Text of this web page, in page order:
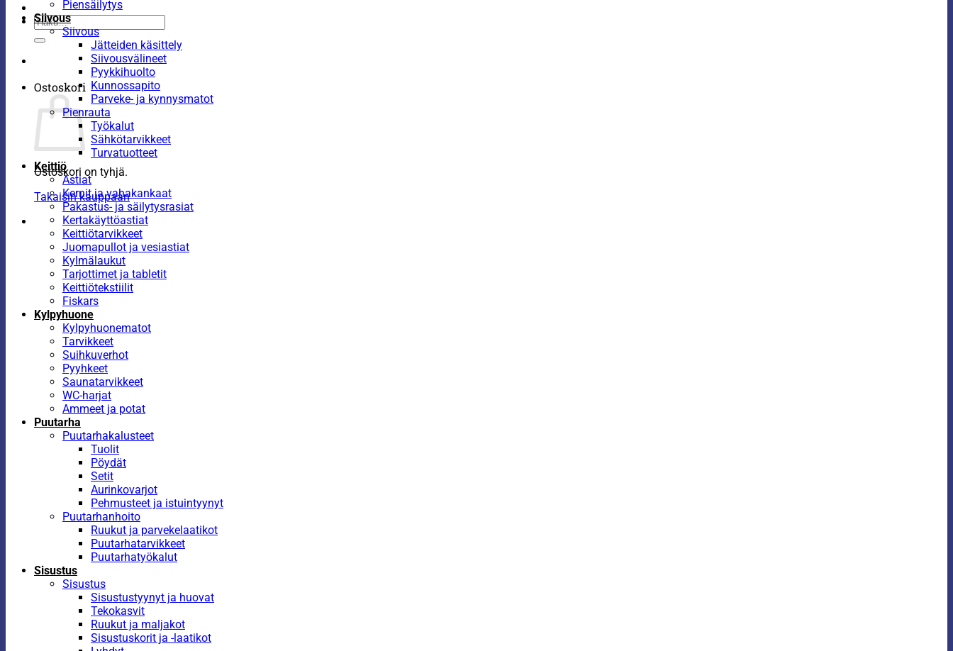
Etsi:
Ostoskori
Ostoskori on tyhjä.
Takaisin kauppaan
Piensäilytys
Siivous
Siivous
Jätteiden käsittely
Siivousvälineet
Pyykkihuolto
Kunnossapito
Parveke- ja kynnysmatot
Pienrauta
Työkalut
Sähkötarvikkeet
Turvatuotteet
Keittiö
Astiat
Kernit ja vahakankaat
Pakastus- ja säilytysrasiat
Kertakäyttöastiat
Keittiötarvikkeet
Juomapullot ja vesiastiat
Kylmälaukut
Tarjottimet ja tabletit
Keittiötekstiilit
Fiskars
Kylpyhuone
Kylpyhuonematot
Tarvikkeet
Suihkuverhot
Pyyhkeet
Saunatarvikkeet
WC-harjat
Ammeet ja potat
Puutarha
Puutarhakalusteet
Tuolit
Pöydät
Setit
Aurinkovarjot
Pehmusteet ja istuintyynyt
Puutarhanhoito
Ruukut ja parvekelaatikot
Puutarhatarvikkeet
Puutarhatyökalut
Sisustus
Sisustus
Sisustustyynyt ja huovat
Tekokasvit
Ruukut ja maljakot
Sisustuskorit ja -laatikot